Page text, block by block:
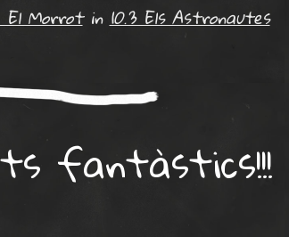
El Morrot in10.3 Els Astronautes
fantàstics!!!